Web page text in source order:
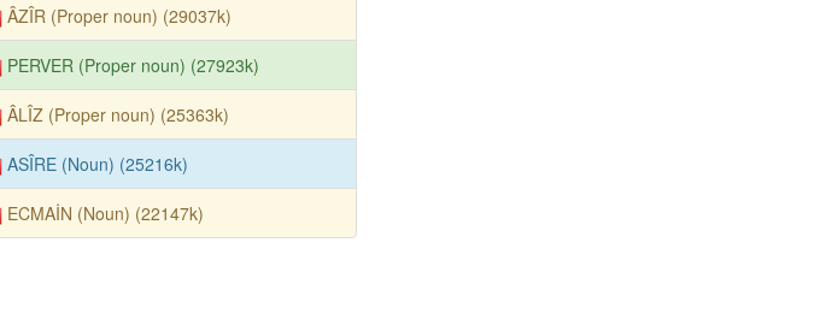
ÂZÎR (Proper noun) (29037k)
PERVER (Proper noun) (27923k)
ÂLÎZ (Proper noun) (25363k)
ASÎRE (Noun) (25216k)
ECMAİN (Noun) (22147k)